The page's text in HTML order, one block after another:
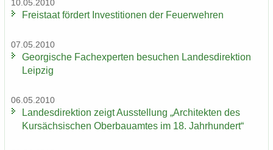
10.05.2010
Frei­staat för­dert In­ves­ti­tio­nen der Feu­er­weh­ren
07.05.2010
Ge­or­gi­sche Fach­ex­per­ten be­su­chen Lan­des­di­rek­ti­on
Leip­zig
06.05.2010
Lan­des­di­rek­ti­on zeigt Aus­stel­lung „Ar­chi­tek­ten des
Kur­säch­si­schen Ober­bau­am­tes im 18. Jahr­hun­dert“